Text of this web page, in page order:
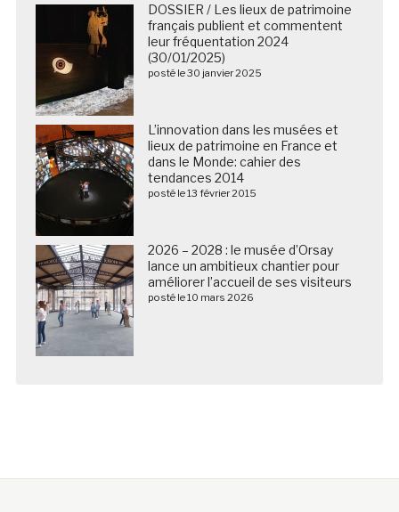
DOSSIER / Les lieux de patrimoine
français publient et commentent
leur fréquentation 2024
(30/01/2025)
posté le 30 janvier 2025
L’innovation dans les musées et
lieux de patrimoine en France et
dans le Monde: cahier des
tendances 2014
posté le 13 février 2015
2026 – 2028 : le musée d’Orsay
lance un ambitieux chantier pour
améliorer l’accueil de ses visiteurs
posté le 10 mars 2026